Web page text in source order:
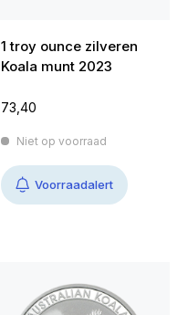
1 troy ounce zilveren
Koala munt 2023
73,40
Niet op voorraad
Voorraadalert